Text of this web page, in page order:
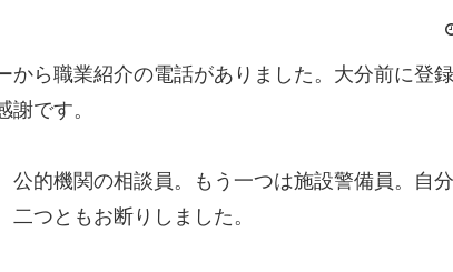
から職業紹介の電話がありました。大分前に登
です。
公的機関の相談員。もう一つは施設警備員。自
つともお断りしました。